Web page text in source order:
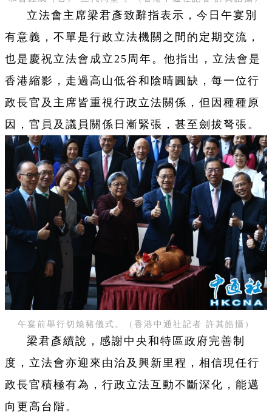
立法會主席梁君彥致辭指表示，今日午宴別
有意義，不單是行政立法機關之間的定期交流，
也是慶祝立法會成立25周年。他指出，立法會是
香港縮影，走過高山低谷和陰晴圓缺，每一位行
政長官及主席皆重視行政立法關係，但因種種原
因，官員及議員關係日漸緊張，甚至劍拔弩張。
午宴前舉行切燒豬儀式。（香港中通社記者 許其皓攝）
梁君彥續說，感謝中央和特區政府完善制
度，立法會亦迎來由治及興新里程，相信現任行
政長官積極有為，行政立法互動不斷深化，能邁
向更高台階。